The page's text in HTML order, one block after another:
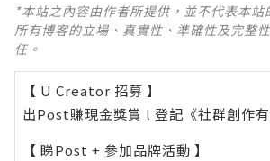
*本站之內容由作者所提供，並不代表本
所有博客的立場、真實性、準確性及完整
任。
【 U Creator 招募 】
出Post賺現金獎賞 l 登記《社群創作有
【 睇Post + 參加品牌活動 】